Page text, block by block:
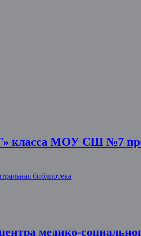
класса МОУ СШ №7
библиотека
медико-